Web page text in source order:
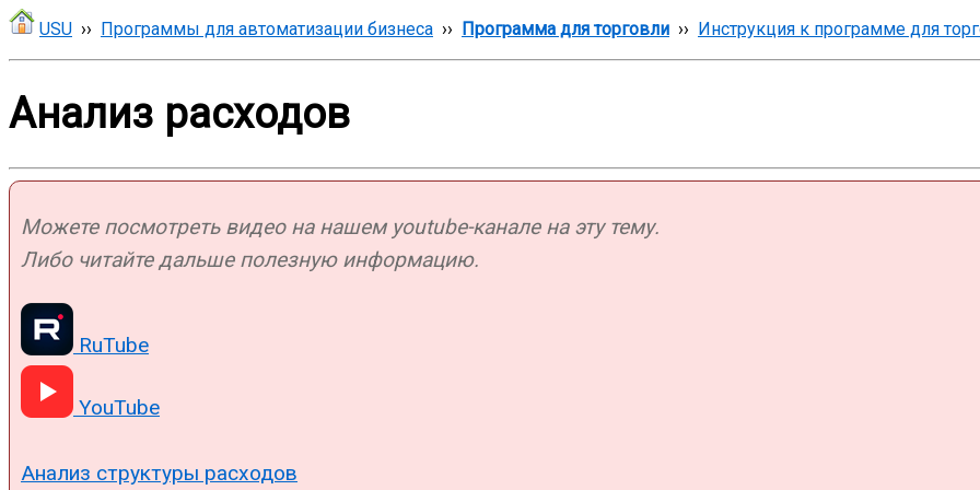
USU ›› Программы для автоматизации бизнеса ›› Программа для торговли ›› Инструкция к программе для
Анализ расходов
Можете посмотреть видео на нашем youtube-канале на эту тему.
Либо читайте дальше полезную информацию.
RuTube
YouTube
Анализ структуры расходов